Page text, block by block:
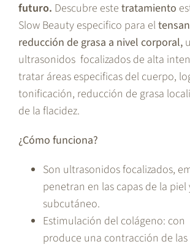
futuro. Descubre este tratamiento
Slow Beauty especifico para el
reducción de grasa a nivel corporal,
ultrasonidos focalizados de alta
tratar áreas especificas del cuerpo,
tonificación, reducción de grasa
de la flacidez.
¿Cómo funciona?
Son ultrasonidos focalizados,
penetran en las capas de la
subcutáneo.
Estimulación del colágeno: con
produce una contracción de las